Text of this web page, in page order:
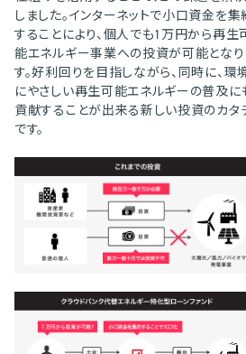
しました。インターネットで小口資金を集
することにより、個人でも1万円から再生
能エネルギー事業への投資が可能とな
す。好利回りを目指しながら、同時に、環
にやさしい再生可能エネルギーの普及に
貢献することが出来る新しい投資のカタ
です。